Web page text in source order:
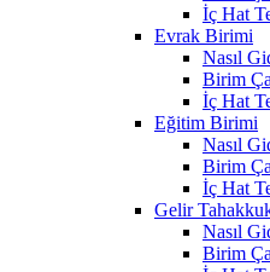
İç Hat
Evrak Birimi
Nasıl
Birim
İç Hat
Eğitim Birimi
Nasıl
Birim
İç Hat
Gelir
Nasıl
Birim